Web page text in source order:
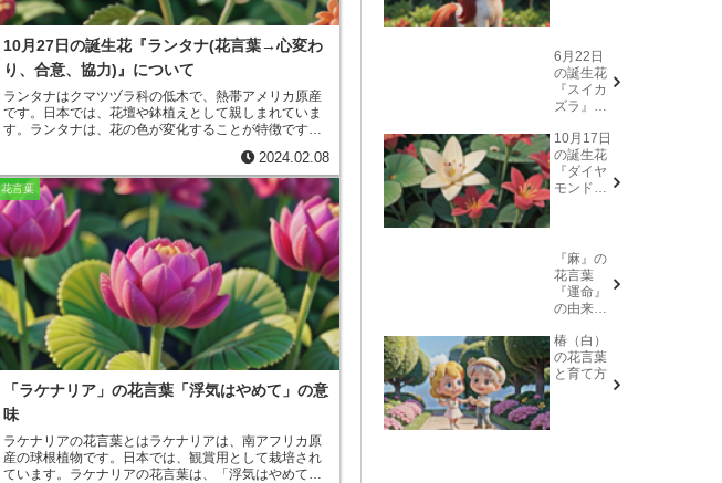
10月27日の誕生花『ランタナ(花言葉→心変わ
り、合意、協力)』について
ランタナはクマツヅラ科の低木で、熱帯アメリカ原産
です。日本では、花壇や鉢植え として親しまれていま
す。ランタナは、花の色が変化することが特徴です。
「七変化」とも
呼ばれています。ランタナは、花期が長く、10月頃ま
で花を楽しむことができます。また、 耐暑性、耐寒性
に優れており、育てやすい のも魅力です。
2024.02.08
花言葉
「ラケナリア」の花言葉「浮気はやめて」の意
味
ラケナリアの花言葉とはラケナリアは、南アフリカ原
産の球根植物です。日本では、観賞用として栽培され
ています。ラケナリアの花言葉は、「浮気はやめて」
6月22日
の誕生花
『スイカ
ズラ』花
来
10月17日
の誕生花
『ダイヤ
モンドリ
楽しみ
に、忍
耐、箱入
り娘)』に
『麻』の
花言葉
『運命』
の由来と
椿（白）
の花言葉
と育て方